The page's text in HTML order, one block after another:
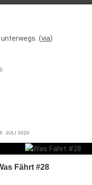
(via)
JULI 2020
Fährt #28